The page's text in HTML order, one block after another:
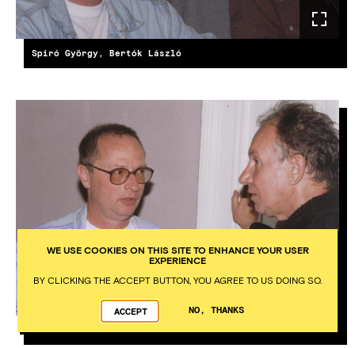
Spiró György, Bertók László
WE USE COOKIES ON THIS SITE TO ENHANCE YOUR USER
EXPERIENCE
BY CLICKING THE ACCEPT BUTTON, YOU AGREE TO US DOING SO.
ACCEPT NO, THANKS